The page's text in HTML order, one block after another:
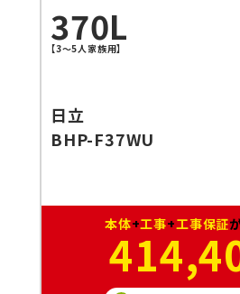
370L
【3～5人家族用】
日立
BHP-F37WU
本体+工事+工事保証